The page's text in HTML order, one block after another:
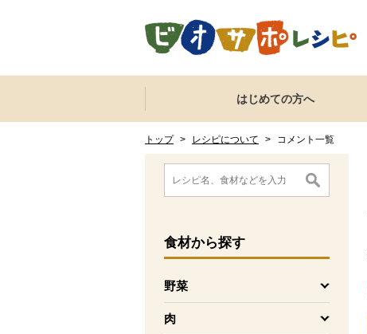
ここからサイト内共通メニューです。
サイト内共通メニューをスキップする
はじめての方へ
トップ > レシピについて > コメント一覧
ここから消費材検索メニューです。
食材から探す
野菜
を開く
肉
を開く
消費材検索メニューここまで。
ここから本文です。